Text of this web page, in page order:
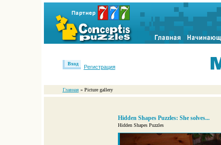
Вход
Регистрация
Главная » Picture gallery
Hidden Shapes Puzzles: She solves...
Hidden Shapes Puzzles